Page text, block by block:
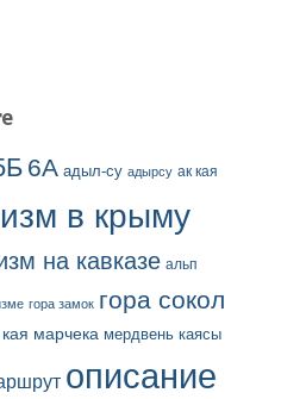
6А адыл-су адырсу ак кая
в крыму
на кавказе альп
гора замок гора сокол
марчека мердвень каясы
описание